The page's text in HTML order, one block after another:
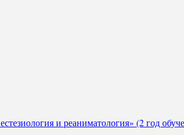
и реаниматология» (2 год